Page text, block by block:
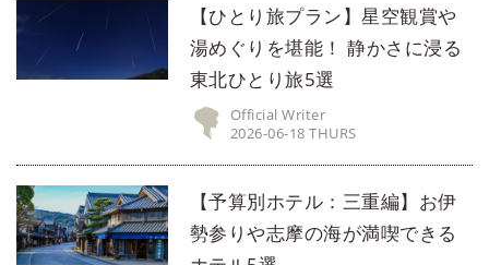
【ひとり旅プラン】星空観賞や
湯めぐりを堪能！ 静かさに浸る
東北ひとり旅5選
Official Writer
2026-06-18 THURS
【予算別ホテル：三重編】お伊
勢参りや志摩の海が満喫できる